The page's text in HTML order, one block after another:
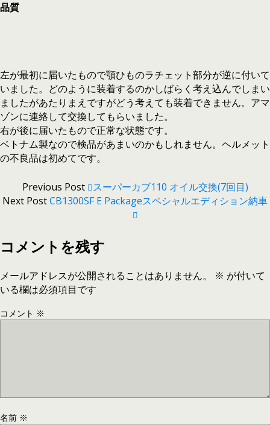
品質
左が最初に届いたもので顎ひものラチェット部分が逆に付いて
いました。どのように装着するのかしばらく考え込んでしまい
ましたがあたりまえですがどう考えても装着できません。アマ
ゾンに連絡して交換してもらいました。
右が後に届いたもので正常な状態です。
ベトナム製なので検品があまいのかもしれません。ヘルメット
の不良品は初めてです。
Previous Post
スーパーカブ110 オイル交換(7回目)
Next PostCB1300SF E Packageスペシャルエディション納車
コメントを残す
メールアドレスが公開されることはありません。 ※ が付いて
いる欄は必須項目です
コメント ※
名前 ※